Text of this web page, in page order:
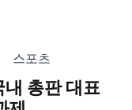
스포츠
내 총판 대표